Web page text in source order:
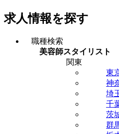
求人情報を探す
職種検索
美容師スタイリスト
関東
東
神
埼
千
茨
群